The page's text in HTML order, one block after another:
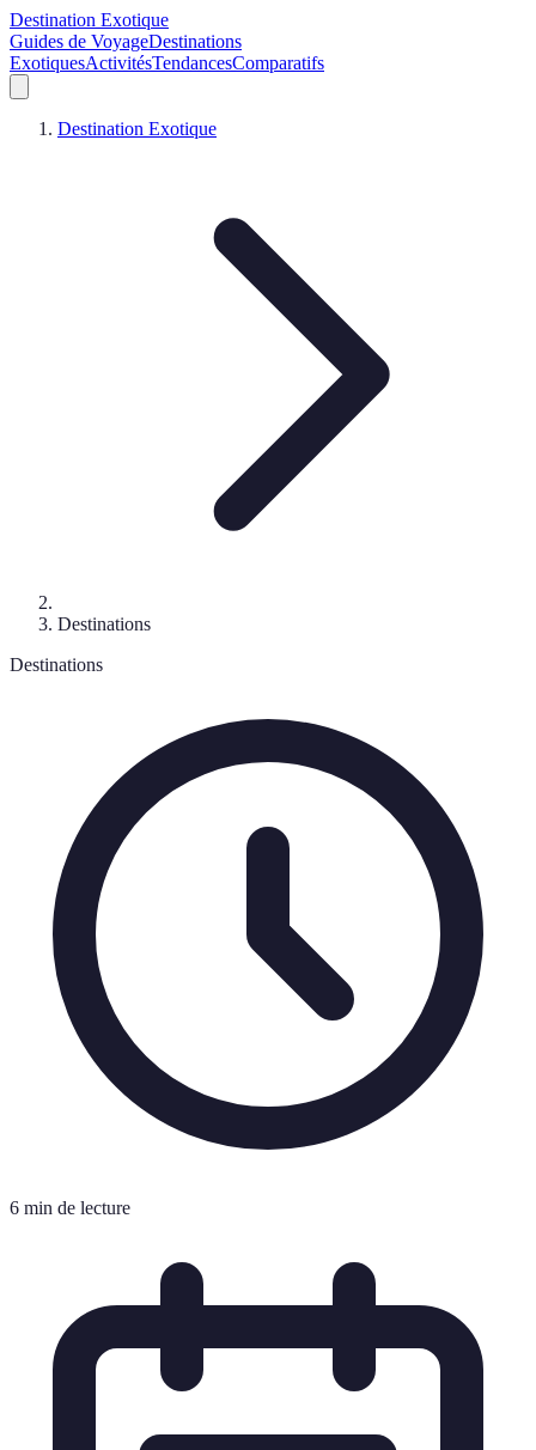
Destination Exotique
Guides de VoyageDestinations
ExotiquesActivitésTendancesComparatifs
Destination Exotique
Destinations
Destinations
6 min de lecture